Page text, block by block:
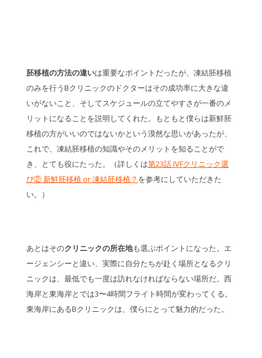
胚移植の方法の違いは重要なポイントだったが、凍結胚移植
のみを行うBクリニックのドクターはその成功率に大きな違
いがないこと、そしてスケジュールの立てやすさが一番のメ
リットになることを説明してくれた。もともと僕らは新鮮胚
移植の方がいいのではないかという漠然な思いがあったが、
これで、凍結胚移植の知識やそのメリットを知ることがで
き、とても役にたった。（詳しくは第23話 IVFクリニック選
び② 新鮮胚移植 or 凍結胚移植？ を参考にしていただきた
い。）
あとはそのクリニックの所在地も選ぶポイントになった。エ
ージェンシーと違い、実際に自分たちが赴く場所となるクリ
ニックは、最低でも一度は訪れなければならない場所だ。西
海岸と東海岸とでは3〜4時間フライト時間が変わってくる。
東海岸にあるBクリニックは、僕らにとって魅力的だった。